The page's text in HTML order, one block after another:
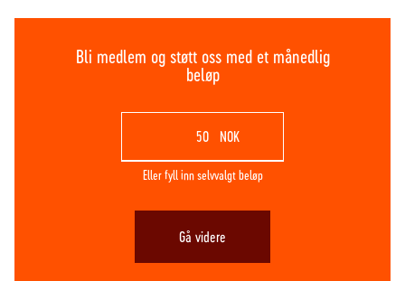
Bli medlem og støtt oss med et månedlig
beløp
NOK
Eller fyll inn selvvalgt beløp
Gå videre